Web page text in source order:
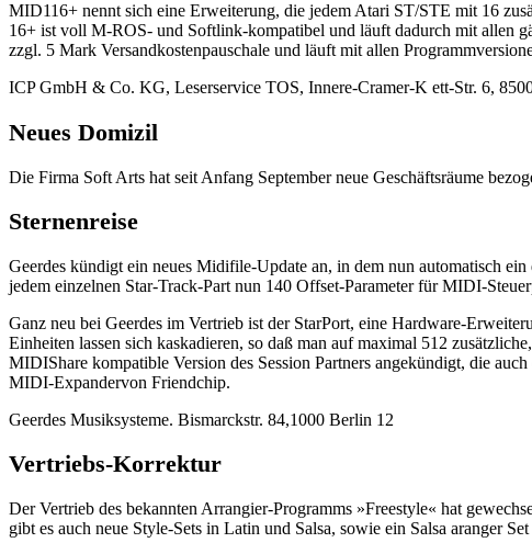
MID116+ nennt sich eine Erweiterung, die jedem Atari ST/STE mit 16
16+ ist voll M-ROS- und Softlink-kompatibel und läuft dadurch mit allen
zzgl. 5 Mark Versandkostenpauschale und läuft mit allen
ICP GmbH & Co. KG, Leserservice TOS, Innere-Cramer-K ett-Str. 6,
Neues Domizil
Die Firma Soft Arts hat seit Anfang September neue Geschäftsräume
Sternenreise
Geerdes kündigt ein neues Midifile-Update an, in dem nun automatisch
jedem einzelnen Star-Track-Part nun 140 Offset-Parameter für MIDI-
Ganz neu bei Geerdes im Vertrieb ist der StarPort, eine Hardware-
Einheiten lassen sich kaskadieren, so daß man auf maximal 512
MIDIShare kompatible Version des Session Partners angekündigt, die
MIDI-Expandervon Friendchip.
Geerdes Musiksysteme. Bismarckstr. 84,1000 Berlin 12
Vertriebs-Korrektur
Der Vertrieb des bekannten Arrangier-Programms »Freestyle« hat
gibt es auch neue Style-Sets in Latin und Salsa, sowie ein Salsa aranger